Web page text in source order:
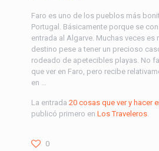
Faro es uno de los pueblos más
Portugal. Básicamente porque se
entrada al Algarve. Muchas veces es
destino pese a tener un precioso
rodeado de apetecibles playas. No
que ver en Faro, pero recibe
en …
La entrada 20 cosas que ver y hacer
publicó primero en Los Traveleros
0